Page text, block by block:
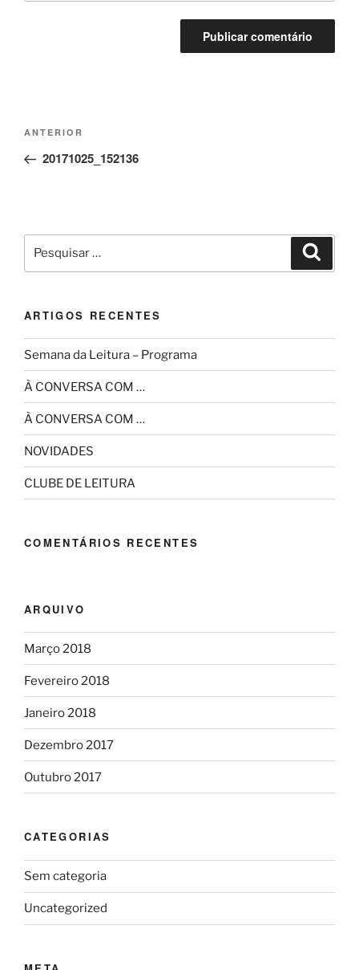
Navegação
artigos
Conteúdo
anterior
ANTERIOR
20171025_152136
Pesquisar
por:
ARTIGOS RECENTES
Semana da Leitura – Programa
À CONVERSA COM …
À CONVERSA COM …
NOVIDADES
CLUBE DE LEITURA
COMENTÁRIOS RECENTES
ARQUIVO
Março 2018
Fevereiro 2018
Janeiro 2018
Dezembro 2017
Outubro 2017
CATEGORIAS
Sem categoria
Uncategorized